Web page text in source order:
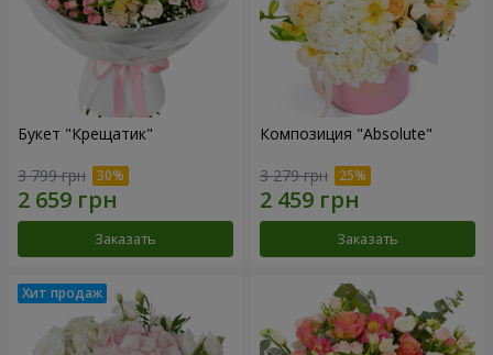
Букет "Крещатик"
3 799 грн
Заказать
Композиция "Absolute"
3 279 грн
Заказать